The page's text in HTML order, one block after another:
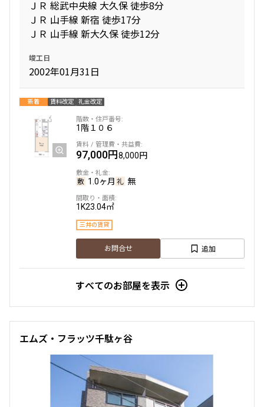
ＪＲ 総武中央線 大久保 徒歩8分
ＪＲ 山手線 新宿 徒歩17分
ＪＲ 山手線 新大久保 徒歩12分
竣工日
2002年01月31日
新着 賃料改定 礼金改定
1階１０６
97,000円8,000円
1.0ヶ月 無
1K23.04㎡
三井の賃貸
お問合せ 追加
すべてのお部屋を表示
エムズ・フラッツ千駄ヶ谷